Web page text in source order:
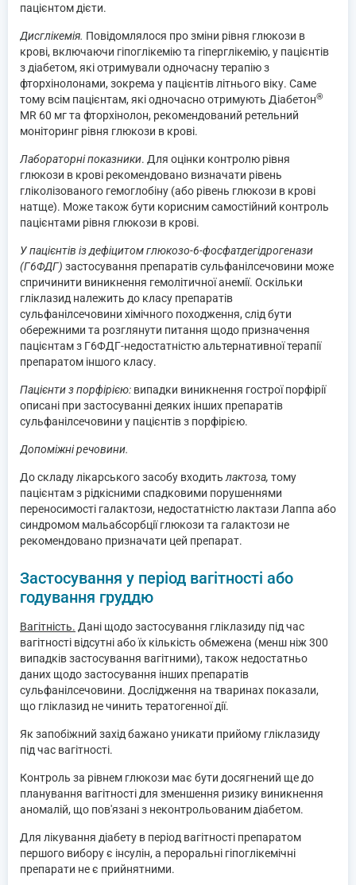
пацієнтом дієти.
Дисглікемія. Повідомлялося про зміни рівня глюкози в
крові, включаючи гіпоглікемію та гіперглікемію, у пацієнтів
з діабетом, які отримували одночасну терапію з
фторхінолонами, зокрема у пацієнтів літнього віку. Саме
тому всім пацієнтам, які одночасно отримують Діабетон®
MR 60 мг та фторхінолон, рекомендований ретельний
моніторинг рівня глюкози в крові.
Лабораторні показники. Для оцінки контролю рівня
глюкози в крові рекомендовано визначати рівень
гліколізованого гемоглобіну (або рівень глюкози в крові
натще). Може також бути корисним самостійний контроль
пацієнтами рівня глюкози в крові.
У пацієнтів із дефіцитом глюкозо-6-фосфатдегідрогенази
(Г6ФДГ) застосування препаратів сульфанілсечовини може
спричинити виникнення гемолітичної анемії. Оскільки
гліклазид належить до класу препаратів
сульфанілсечовини хімічного походження, слід бути
обережними та розглянути питання щодо призначення
пацієнтам з Г6ФДГ-недостатністю альтернативної терапії
препаратом іншого класу.
Пацієнти з порфірією: випадки виникнення гострої порфірії
описані при застосуванні деяких інших препаратів
сульфанілсечовини у пацієнтів з порфірією.
Допоміжні речовини.
До складу лікарського засобу входитьлактоза, тому
пацієнтам з рідкісними спадковими порушеннями
переносимості галактози, недостатністю лактази Лаппа або
синдромом мальабсорбції глюкози та галактози не
рекомендовано призначати цей препарат.
Застосування у період вагітності або
годування груддю
Вагітність. Дані щодо застосування гліклазиду під час
вагітності відсутні або їх кількість обмежена (менш ніж 300
випадків застосування вагітними), також недостатньо
даних щодо застосування інших препаратів
сульфанілсечовини. Дослідження на тваринах показали,
що гліклазид не чинить тератогенної дії.
Як запобіжний захід бажано уникати прийому гліклазиду
під час вагітності.
Контроль за рівнем глюкози має бути досягнений ще до
планування вагітності для зменшення ризику виникнення
аномалій, що пов'язані з неконтрольованим діабетом.
Для лікування діабету в період вагітності препаратом
першого вибору є інсулін, а пероральні гіпоглікемічні
препарати не є прийнятними.